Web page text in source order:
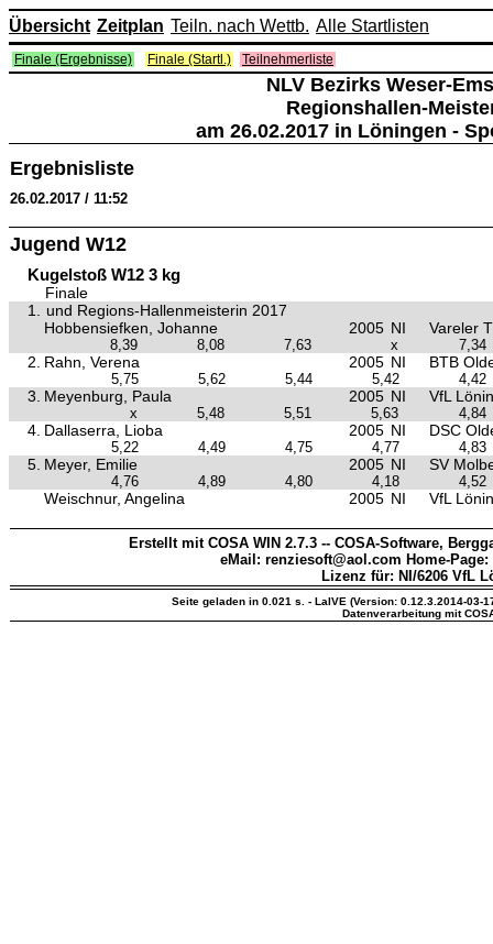
Übersicht Zeitplan Teiln. nach Wettb. Alle Startlisten
Finale (Ergebnisse) Finale (Startl.) Teilnehmerliste
NLV Bezirks Weser-
Regionshallen-
am 26.02.2017 in Löningen -
Ergebnisliste
26.02.2017 / 11:52
Jugend W12
Kugelstoß W12 3 kg
Finale
1.
und Regions-Hallenmeisterin 2017
Hobbensiefken, Johanne
2005 NI Vareler
8,39 8,08 7,63 x 7,34
2. Rahn, Verena 2005 NI BTB
5,75 5,62 5,44 5,42 4,42
3. Meyenburg, Paula 2005 NI VfL
x 5,48 5,51 5,63 4,84
4. Dallaserra, Lioba 2005 NI DSC
5,22 4,49 4,75 4,77 4,83
5. Meyer, Emilie 2005 NI SV
4,76 4,89 4,80 4,18 4,52
Weischnur, Angelina 2005 NI VfL
Erstellt mit COSA WIN 2.7.3 -- COSA-Software,
eMail: renziesoft@aol.com Home-Page:
Lizenz für: NI/6206 VfL
Seite geladen in 0.021 s. - LaIVE (Version: 0.12.3.2014-03-
Datenverarbeitung mit